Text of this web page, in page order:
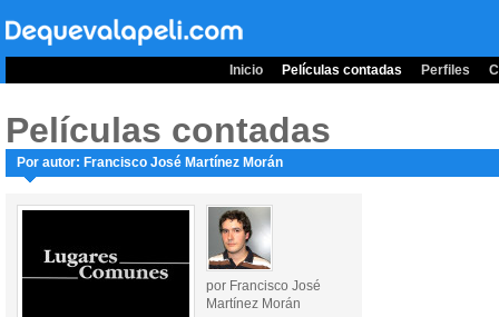
Inicio Películas contadas Perfiles
Películas contadas
Por autor: Francisco José Martínez Morán
por Francisco José
Martínez Morán